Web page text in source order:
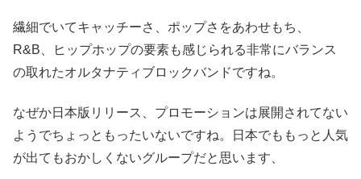
繊細でいてキャッチーさ、ポップさをあわせもち、
R&B、ヒップホップの要素も感じられる非常にバランス
の取れたオルタナティブロックバンドですね。
なぜか日本版リリース、プロモーションは展開されてない
ようでちょっともったいないですね。日本でももっと人気
が出てもおかしくないグループだと思います、